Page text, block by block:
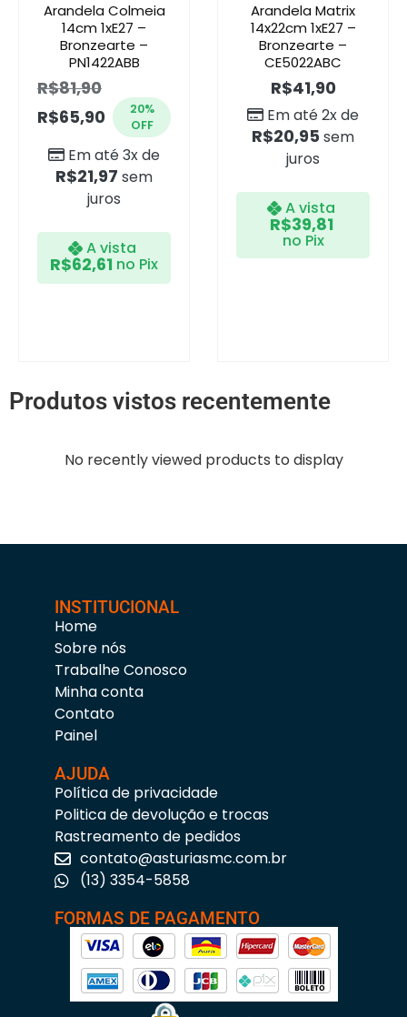
Arandela Colmeia
14cm 1xE27 –
Bronzearte –
PN1422ABB
R$81,90
R$65,90
20%
OFF
Em até 3x de
R$21,97 sem
juros
A vista
R$62,61 no Pix
Arandela Matrix
14x22cm 1xE27 –
Bronzearte –
CE5022ABC
R$41,90
Em até 2x de
R$20,95 sem
juros
A vista
R$39,81
no Pix
Produtos vistos recentemente
No recently viewed products to display
INSTITUCIONAL
Home
Sobre nós
Trabalhe Conosco
Minha conta
Contato
Painel
AJUDA
Política de privacidade
Politica de devolução e trocas
Rastreamento de pedidos
contato@asturiasmc.com.br
(13) 3354-5858
FORMAS DE PAGAMENTO